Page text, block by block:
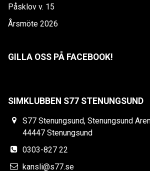
Påsklov v. 15
Årsmöte 2026
GILLA OSS PÅ FACEBOOK!
SIMKLUBBEN S77 STENUNGSUND
S77 Stenungsund, Stenungsund
44447 Stenungsund
0303-827 22
kansli@s77.se